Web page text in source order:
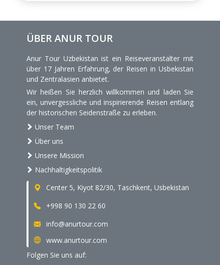
ÜBER ANUR TOUR
Anur Tour Uzbekistan ist ein Reiseveranstalter mit
über 17 Jahren Erfahrung, der Reisen in Usbekistan
und Zentralasien anbietet.
Wir heißen Sie herzlich willkommen und laden Sie
ein, unvergessliche und inspirierende Reisen entlang
der historischen Seidenstraße zu erleben.
Unser Team
Über uns
Unsere Mission
Nachhaltigkeitspolitik
Center 5, Kiyot 82/30, Taschkent, Usbekistan
+998 90 130 22 60
info@anurtour.com
www.anurtour.com
Folgen Sie uns auf: